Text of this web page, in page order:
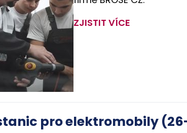
ZJISTIT VÍCE
pro elektromobily